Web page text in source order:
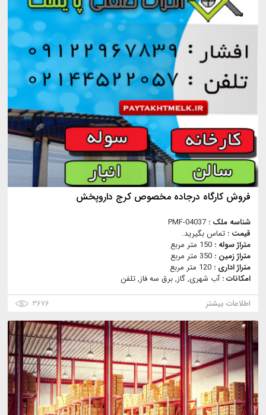
فروش کارگاه درجاده مخصوص کرج داروپخش
شناسه ملک : PMF-04037
قیمت : تماس بگیرید.
متراژ سوله : 150 متر مربع
متراژ زمین : 350 متر مربع
متراژ اداری : 120 متر مربع
امکانات :آب شهری, گاز, برق سه فاز, تلفن
اطلاعات بیشتر
۳۶۷۶